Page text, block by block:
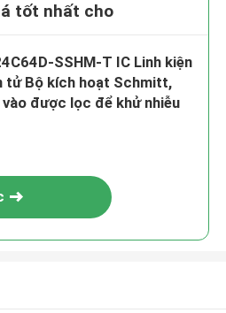
tốt nhất cho
SSHM-T IC Linh kiện
tử Bộ kích hoạt Schmitt,
vào được lọc để khử nhiễu